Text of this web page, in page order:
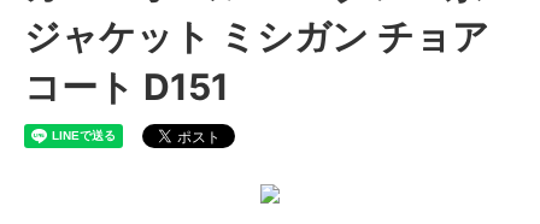
ジャケット ミシガン チョア
コート D151